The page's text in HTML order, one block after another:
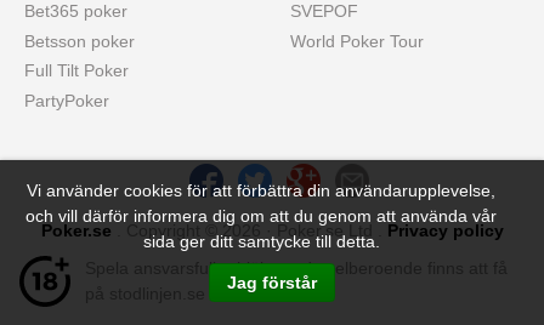
Bet365 poker
Betsson poker
Full Tilt Poker
PartyPoker
SVEPOF
World Poker Tour
Poker.se . Copyright © 2026 · Poker.se Ltd . Privacy policy
Spela ansvarsfullt - hjälp med spelberoende finns att få
Vi använder cookies för att förbättra din användarupplevelse,
och vill därför informera dig om att du genom att använda vår
sida ger ditt samtycke till detta.
Jag förstår